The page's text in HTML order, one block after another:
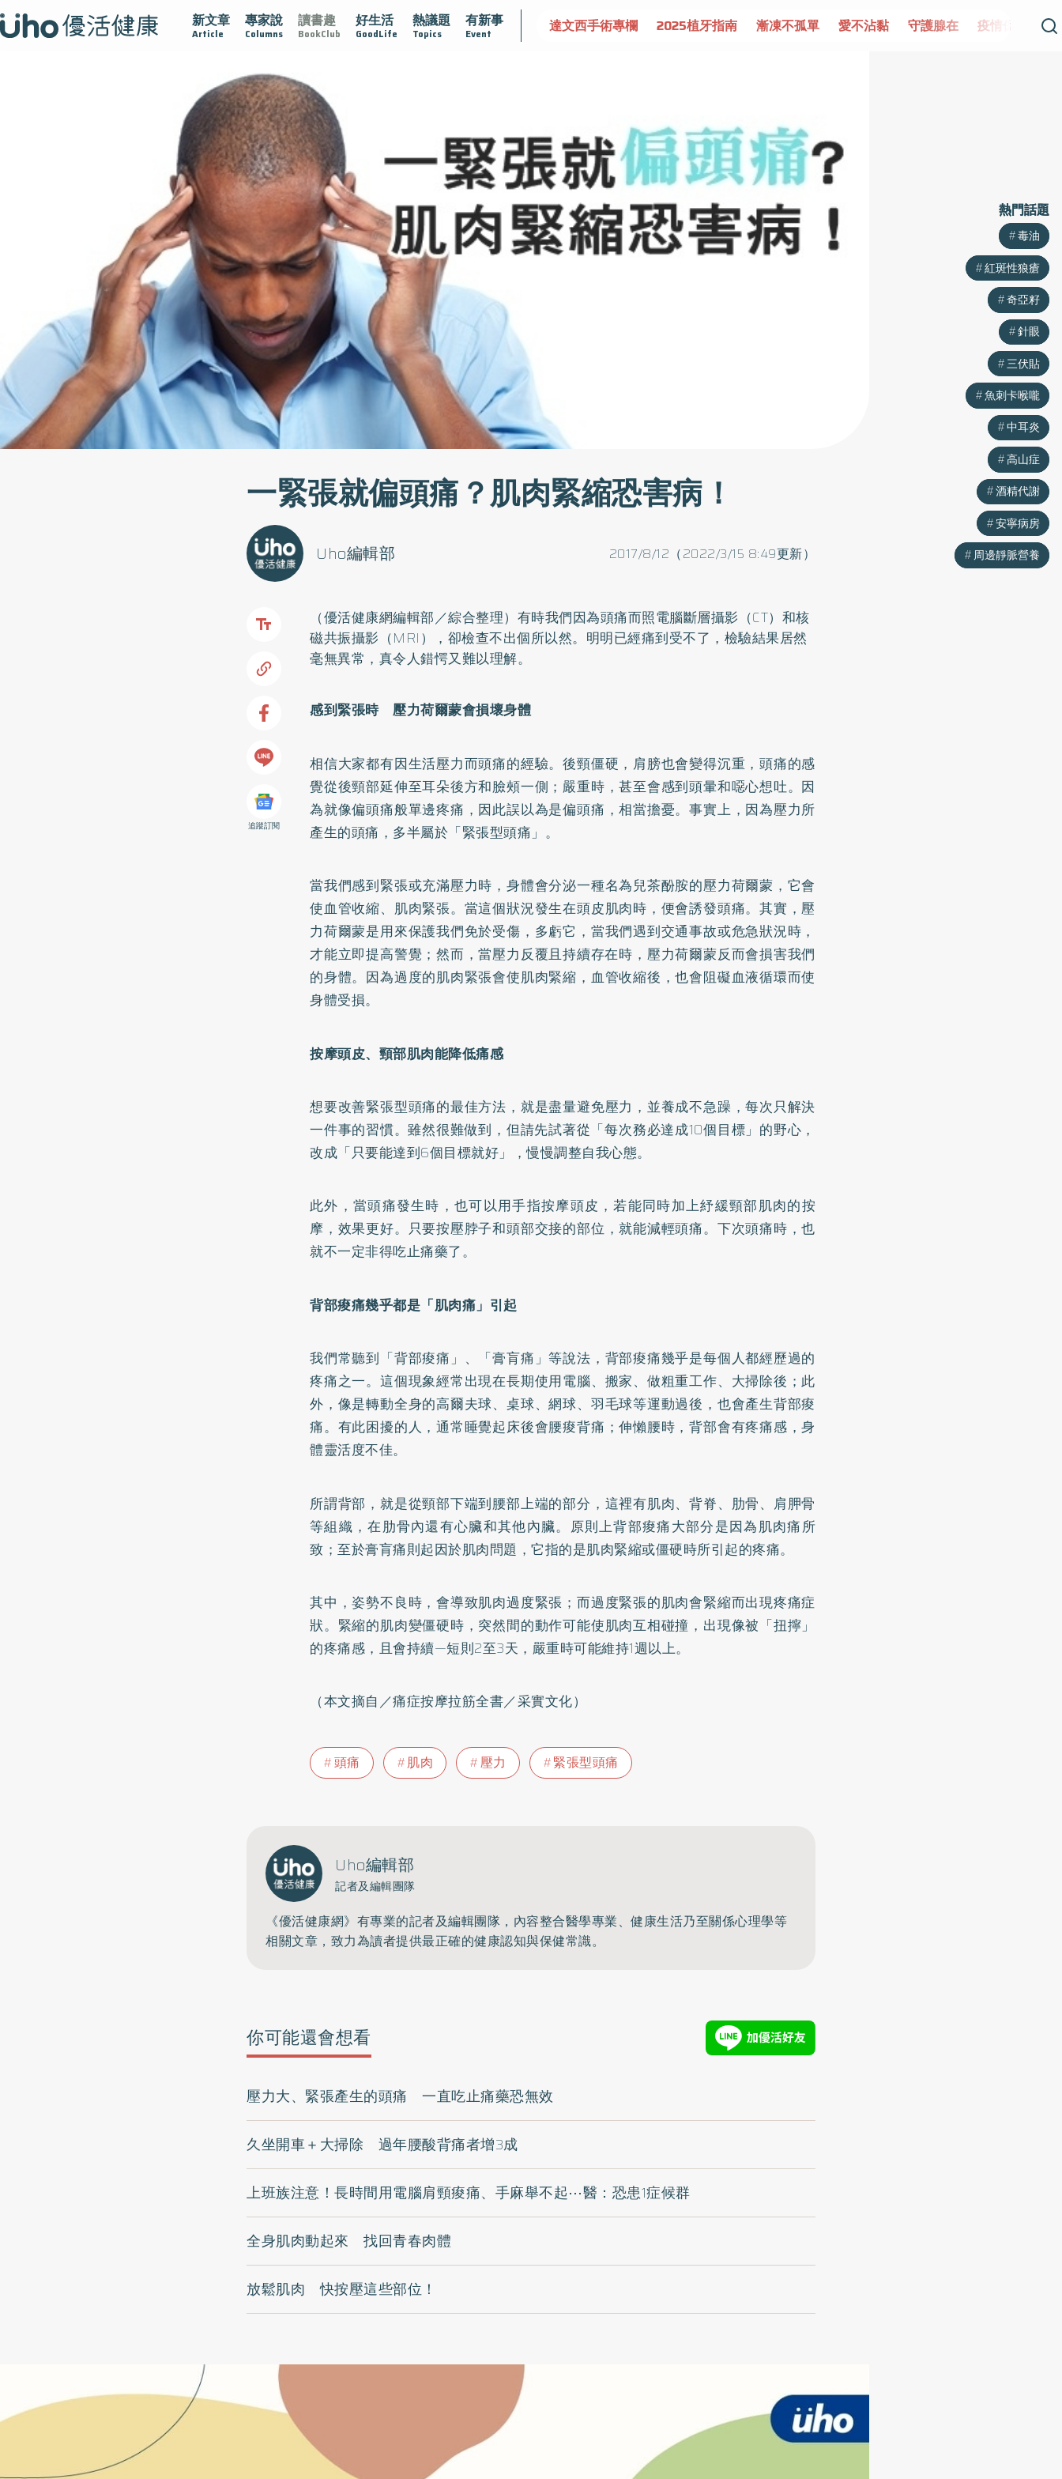
新文章
Article
專家說
Columns
讀書趣
BookClub
好生活
GoodLife
熱議題
Topics
有新事
Event
黏 守護腺在 疫情保衛戰 再生醫學 愛的未來視 認識攝護腺肥大 守護骨骼健康 達文西手術專欄 2025植牙指南 漸凍不孤單 愛不沾黏 守護腺在 疫情保衛戰
一緊張就偏頭痛？肌肉緊縮恐害病！
2017/8/12（2022/3/15 8:49更新）
Uho編輯部
追蹤訂閱
（優活健康網編輯部／綜合整理）有時我們因為頭痛而照電腦斷層攝影（CT）和核
磁共振攝影（MRI），卻檢查不出個所以然。明明已經痛到受不了，檢驗結果居然
毫無異常，真令人錯愕又難以理解。
感到緊張時 壓力荷爾蒙​會損壞身體
相信大家都有因生活壓力而頭痛的經驗。後頸僵硬，肩膀也會變得沉重，頭痛的感
覺從後頸部延伸至耳朵後方和臉頰一側；嚴重時，甚至會感到頭暈和噁心想吐。因
為就像偏頭痛般單邊疼痛，因此誤以為是偏頭痛，相當擔憂。事實上，因為壓力所
產生的頭痛，多半屬於「緊張型頭痛」。
當我們感到緊張或充滿壓力時，身體會分泌一種名為兒茶酚胺的壓力荷爾蒙，它會
使血管收縮、肌肉緊張。當這個狀況發生在頭皮肌肉時，便會誘發頭痛。其實，壓
力荷爾蒙是用來保護我們免於受傷，多虧它，當我們遇到交通事故或危急狀況時，
才能立即提高警覺；然而，當壓力反覆且持續存在時，壓力荷爾蒙反而會損害我們
的身體。因為過度的肌肉緊張會使肌肉緊縮，血管收縮後，也會阻礙血液循環而使
身體受損。
按摩頭皮、頸部肌肉能降低痛感
想要改善緊張型頭痛的最佳方法，就是盡量避免壓力，並養成不急躁，每次只解決
一件事的習慣。雖然很難做到，但請先試著從「每次務必達成10個目標」的野心，
改成「只要能達到6個目標就好」，慢慢調整自我心態。
此外，當頭痛發生時，也可以用手指按摩頭皮，若能同時加上紓緩頸部肌肉的按
摩，效果更好。只要按壓脖子和頭部交接的部位，就能減輕頭痛。下次頭痛時，也
就不一定非得吃止痛藥了。
背部痠痛幾乎都是「肌肉痛」引起
我們常聽到「背部痠痛」、「膏肓痛」等說法，背部痠痛幾乎是每個人都經歷過的
疼痛之一。這個現象經常出現在長期使用電腦、搬家、做粗重工作、大掃除後；此
外，像是轉動全身的高爾夫球、桌球、網球、羽毛球等運動過後，也會產生背部痠
痛。有此困擾的人，通常睡覺起床後會腰痠背痛；伸懶腰時，背部會有疼痛感，身
體靈活度不佳。
所謂背部，就是從頸部下端到腰部上端的部分，這裡有肌肉、背脊、肋骨、肩胛骨
等組織，在肋骨內還有心臟和其他內臟。原則上背部痠痛大部分是因為肌肉痛所
致；至於膏肓痛則起因於肌肉問題，它指的是肌肉緊縮或僵硬時所引起的疼痛。
其中，姿勢不良時，會導致肌肉過度緊張；而過度緊張的肌肉會緊縮而出現疼痛症
狀。緊縮的肌肉變僵硬時，突然間的動作可能使肌肉互相碰撞，出現像被「扭擰」
的疼痛感，且會持續—短則2至3天，嚴重時可能維持1週以上。
（本文摘自／痛症按摩拉筋全書／采實文化）
頭痛 肌肉 壓力 緊張型頭痛
Uho編輯部
記者及編輯團隊
《優活健康網》有專業的記者及編輯團隊，內容整合醫學專業、健康生活乃至關係心理學等
相關文章，致力為讀者提供最正確的健康認知與保健常識。
你可能還會想看
壓力大、緊張產生的頭痛 一直吃止痛藥恐無效
久坐開車＋大掃除 過年腰酸背痛者增3成
上班族注意！長時間用電腦肩頸痠痛、手麻舉不起⋯醫：恐患1症候群
全身肌肉動起來 找回青春肉體
放鬆肌肉 快按壓這些部位！
熱門話題
毒油
紅斑性狼瘡
奇亞籽
針眼
三伏貼
魚刺卡喉嚨
中耳炎
高山症
酒精代謝
安寧病房
周邊靜脈營養
熱門話題
毒油
紅斑性狼瘡
奇亞籽
針眼
三伏貼
魚刺卡喉嚨
中耳炎
高山症
酒精代謝
安寧病房
周邊靜脈營養